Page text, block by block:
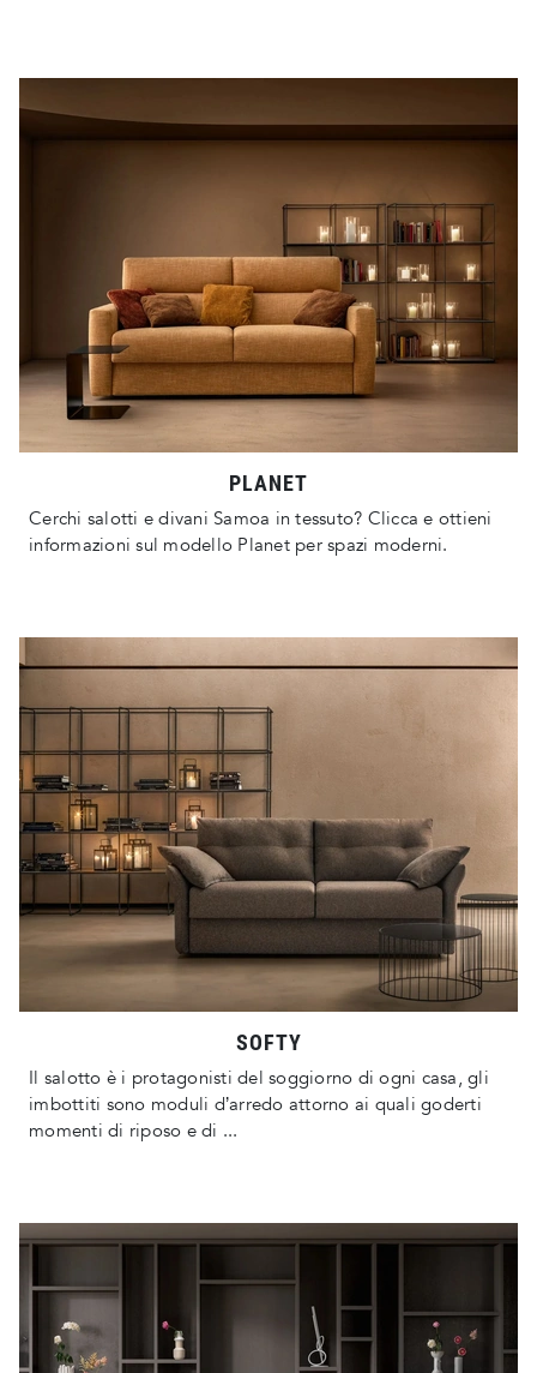
PLANET
Cerchi salotti e divani Samoa in tessuto? Clicca e ottieni
informazioni sul modello Planet per spazi moderni.
SOFTY
Il salotto è i protagonisti del soggiorno di ogni casa, gli
imbottiti sono moduli d’arredo attorno ai quali goderti
momenti di riposo e di ...